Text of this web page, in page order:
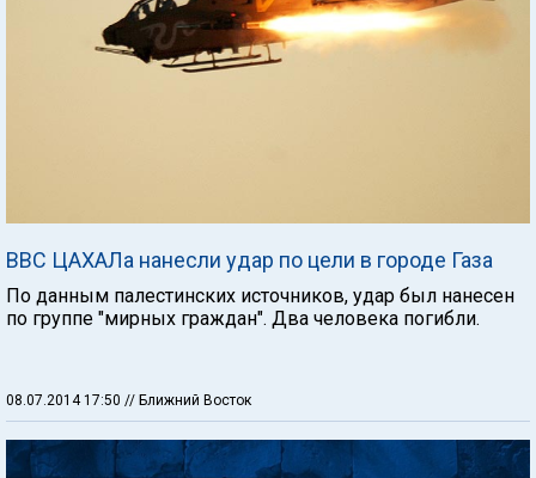
ВВС ЦАХАЛа нанесли удар по цели в городе Газа
По данным палестинских источников, удар был нанесен
по группе "мирных граждан". Два человека погибли.
08.07.2014 17:50 // Ближний Восток